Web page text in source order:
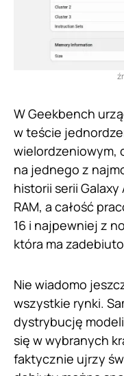
W Geekbench
w teście
wielordzeniowym,
na jednego z
historii serii Galaxy
RAM, a całość
16 i najpewniej z
która ma
Nie wiadomo
wszystkie rynki.
dystrybucję
się w wybranych
faktycznie ujrzy